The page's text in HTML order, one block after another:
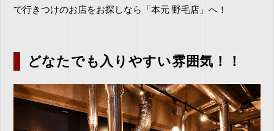
で行きつけのお店をお探しなら「本元 野毛店」へ！
どなたでも入りやすい雰囲気！！